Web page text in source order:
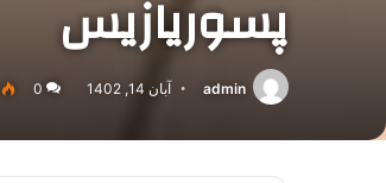
پسوریازیس
admin آبان 14, 1402 0